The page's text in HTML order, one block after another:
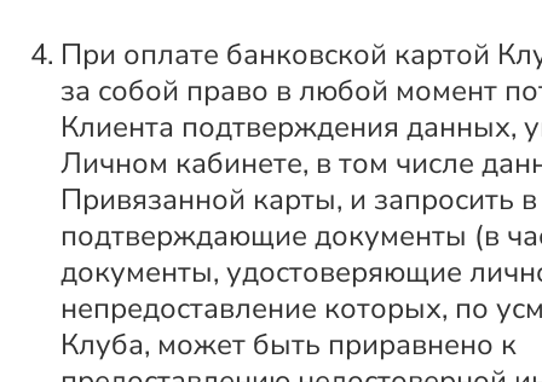
При оплате банковской картой
за собой право в любой момент
Клиента подтверждения данных,
Личном кабинете, в том числе
Привязанной карты, и запросить в
подтверждающие документы (в
документы, удостоверяющие
непредоставление которых, по
Клуба, может быть приравнено к